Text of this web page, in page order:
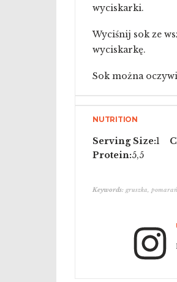
wyciskarki.
Wyciśnij sok ze
wyciskarkę.
Sok można
NUTRITION
Serving Size:1
Protein:5,5
Keywords: gruszka,